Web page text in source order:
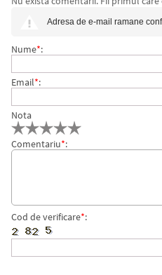
SUPRAFETE TORVAN
Adresa de e-mail ramane
Nume*:
Email*:
Nota
Comentariu*:
Cod de verificare*: